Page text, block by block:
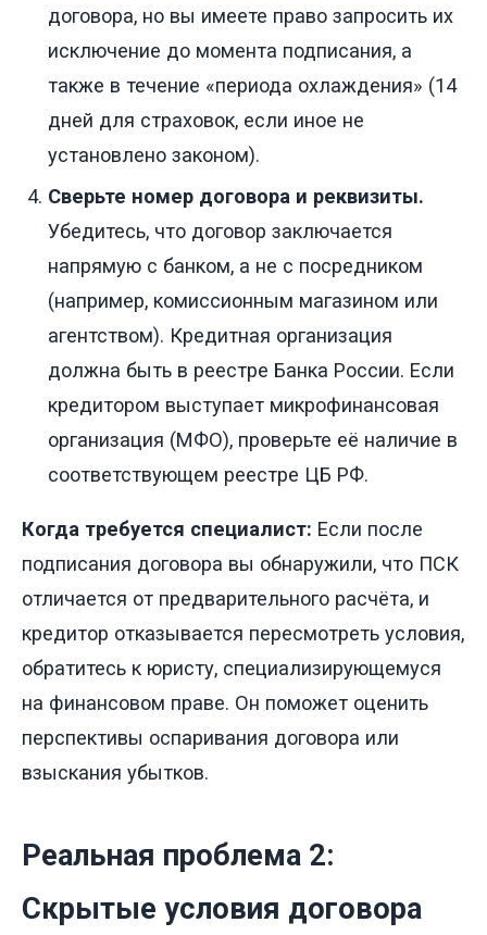
договора, но вы имеете право запросить их
исключение до момента подписания, а
также в течение «периода охлаждения» (14
дней для страховок, если иное не
установлено законом).
Сверьте номер договора и реквизиты.
Убедитесь, что договор заключается
напрямую с банком, а не с посредником
(например, комиссионным магазином или
агентством). Кредитная организация
должна быть в реестре Банка России. Если
кредитором выступает микрофинансовая
организация (МФО), проверьте её наличие в
соответствующем реестре ЦБ РФ.
Когда требуется специалист: Если после
подписания договора вы обнаружили, что ПСК
отличается от предварительного расчёта, и
кредитор отказывается пересмотреть условия,
обратитесь к юристу, специализирующемуся
на финансовом праве. Он поможет оценить
перспективы оспаривания договора или
взыскания убытков.
Реальная проблема 2:
Скрытые условия договора